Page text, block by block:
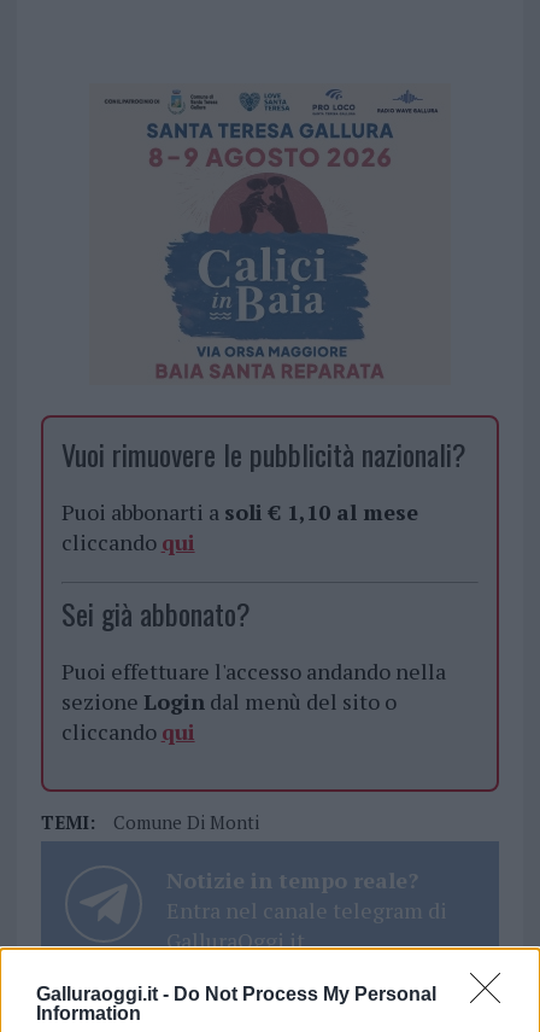
Galluraoggi.it - Do Not Process My Personal
Information
Vuoi rimuovere le pubblicità nazionali?
Puoi abbonarti a soli € 1,10 al mese
cliccando qui
Sei già abbonato?
Puoi effettuare l'accesso andando nella
sezione Logindal menù del sito o
cliccando qui
TEMI: Comune Di Monti
Notizie in tempo reale?
Entra nel canale telegram di
GalluraOggi.it